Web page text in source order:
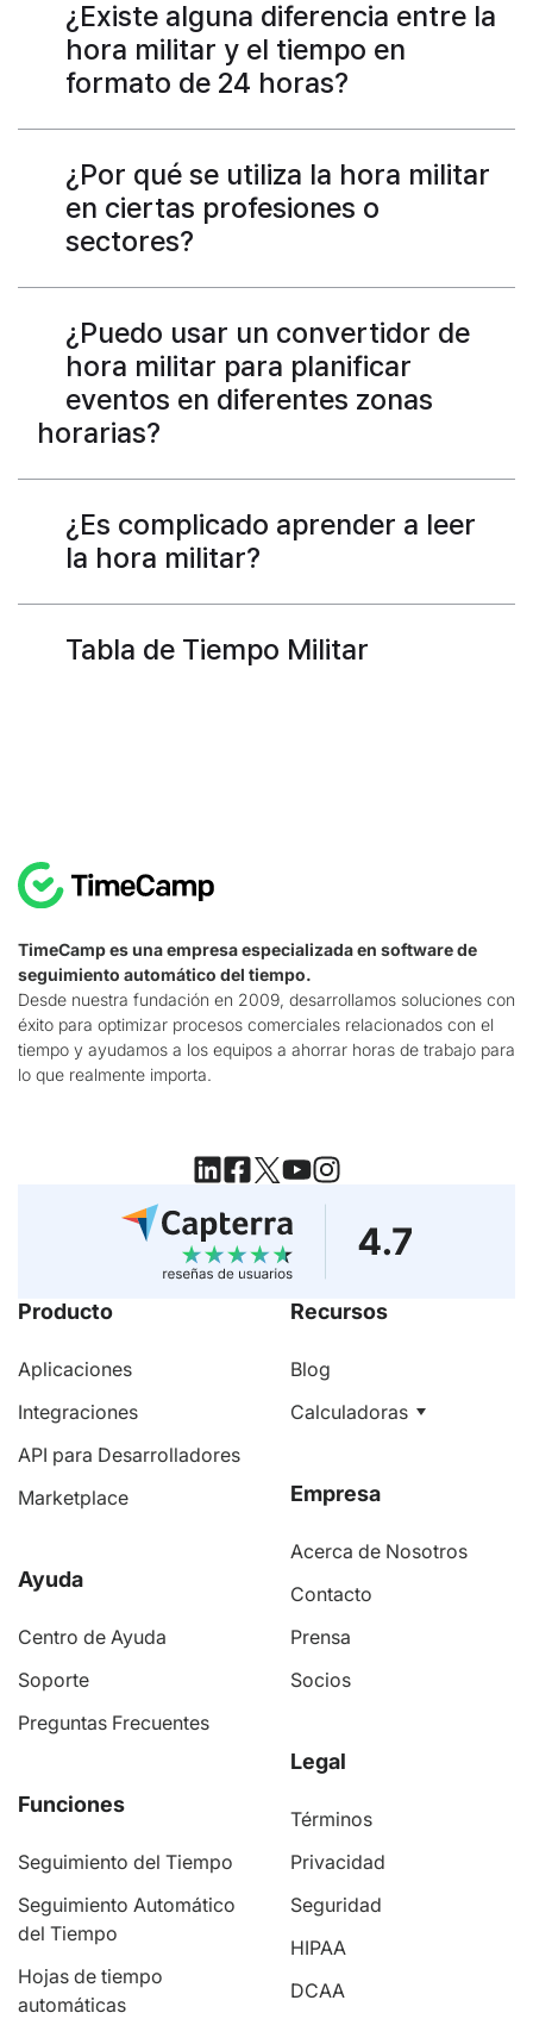
¿Existe alguna diferencia entre la
hora militar y el tiempo en
formato de 24 horas?
¿Por qué se utiliza la hora militar
en ciertas profesiones o
sectores?
¿Puedo usar un convertidor de
hora militar para planificar
eventos en diferentes zonas
horarias?
¿Es complicado aprender a leer
la hora militar?
Tabla de Tiempo Militar
TimeCamp es una empresa especializada en software de
seguimiento automático del tiempo.
Desde nuestra fundación en 2009, desarrollamos soluciones con
éxito para optimizar procesos comerciales relacionados con el
tiempo y ayudamos a los equipos a ahorrar horas de trabajo para
lo que realmente importa.
Producto
Aplicaciones
Integraciones
API para Desarrolladores
Marketplace
Ayuda
Centro de Ayuda
Soporte
Preguntas Frecuentes
Funciones
Seguimiento del Tiempo
Seguimiento Automático
del Tiempo
Hojas de tiempo
automáticas
Recursos
Blog
Calculadoras
Empresa
Acerca de Nosotros
Contacto
Prensa
Socios
Legal
Términos
Privacidad
Seguridad
HIPAA
DCAA